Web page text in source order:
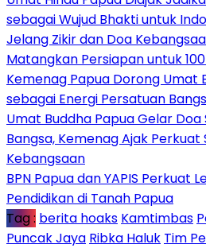
sebagai Wujud Bhakti untuk
Jelang Zikir dan Doa
Matangkan Persiapan untuk
Kemenag Papua Dorong Umat
sebagai Energi Persatuan
Umat Buddha Papua Gelar
Bangsa, Kemenag Ajak
Kebangsaan
BPN Papua dan YAPIS Perkuat
Pendidikan di Tanah Papua
Tag : berita hoaks Kamtimbas
Puncak Jaya Ribka Haluk Tim